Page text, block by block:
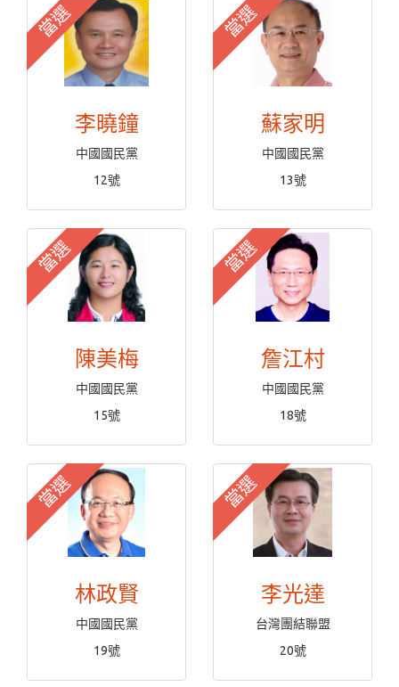
當選
李曉鐘
中國國民黨
12號
當選
蘇家明
中國國民黨
13號
當選
陳美梅
中國國民黨
15號
當選
詹江村
中國國民黨
18號
當選
林政賢
中國國民黨
19號
當選
李光達
台灣團結聯盟
20號